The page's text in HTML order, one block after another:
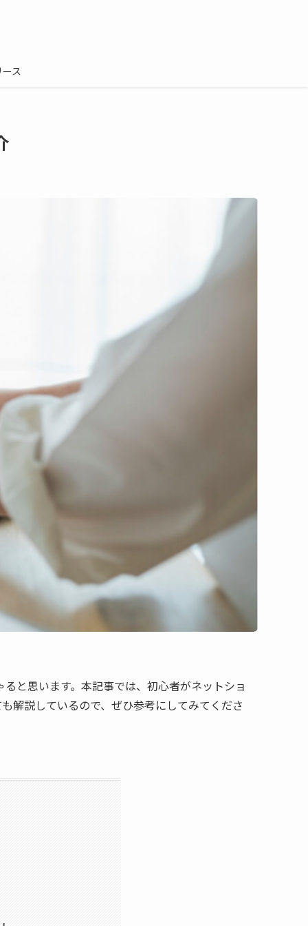
ス
と思います。本記事では、初心者がネットショ
解説しているので、ぜひ参考にしてみてくださ